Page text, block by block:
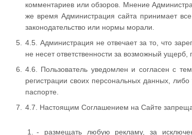
комментариев или обзоров. Мнение
же время Администрация сайта принимает
законодательство или нормы морали.
4.5. Администрация не отвечает за то, что
не несет ответственности за возможный
4.6. Пользователь уведомлен и согласен с
регистрации своих персональных данных,
паспорте.
4.7. Настоящим Соглашением на Сайте
- размещать любую рекламу, за